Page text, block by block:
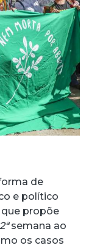
de
e político
que propõe
semana ao
os casos